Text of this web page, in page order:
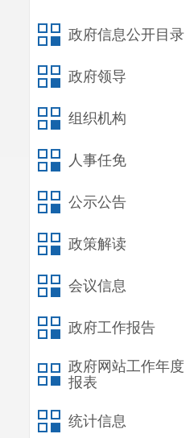
政府信息公开目录
政府领导
组织机构
人事任免
公示公告
政策解读
会议信息
政府工作报告
政府网站工作年度
报表
统计信息